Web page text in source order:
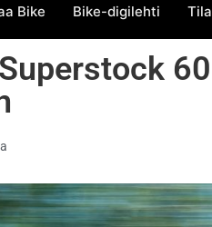
Bike Bike-digilehti